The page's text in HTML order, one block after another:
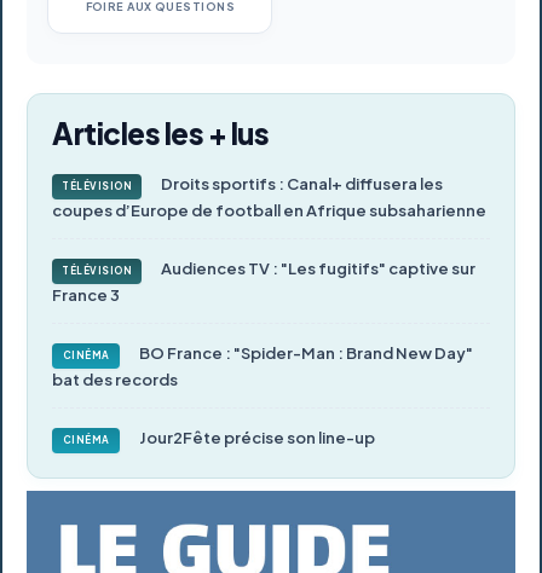
FOIRE AUX QUESTIONS
Articles les + lus
TÉLÉVISION
Droits sportifs : Canal+ diffusera les
coupes d’Europe de football en Afrique subsaharienne
TÉLÉVISION
Audiences TV : "Les fugitifs" captive sur
France 3
CINÉMA
BO France : "Spider-Man : Brand New Day"
bat des records
CINÉMA Jour2Fête précise son line-up